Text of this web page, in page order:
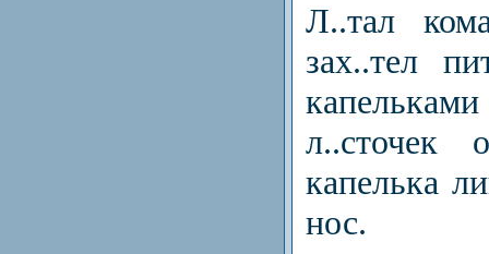
Л..тал
зах..тел
л..сточек
капелька
нос.